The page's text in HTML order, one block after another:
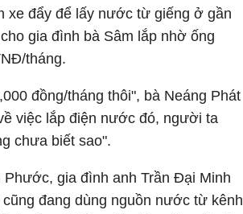
xe đẩy để lấy nước từ giếng ở gần
gia đình bà Sâm lắp nhờ ống
tháng.
đồng/tháng thôi", bà Neáng Phát
việc lắp điện nước đó, người ta
chưa biết sao".
gia đình anh Trần Đại Minh
đang dùng nguồn nước từ kênh